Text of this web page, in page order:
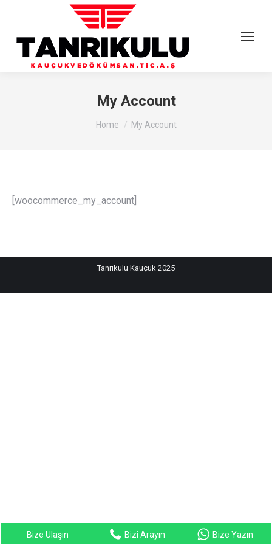
My Account
You are here:
Home My Account
[woocommerce_my_account]
Tanrıkulu Kauçuk 2025
Bize Ulaşın Bizi Arayın Bize Yazın